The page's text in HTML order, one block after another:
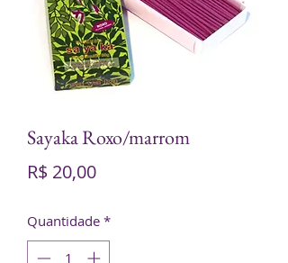
Sayaka Roxo/marrom
R$ 20,00Preço
Quantidade *